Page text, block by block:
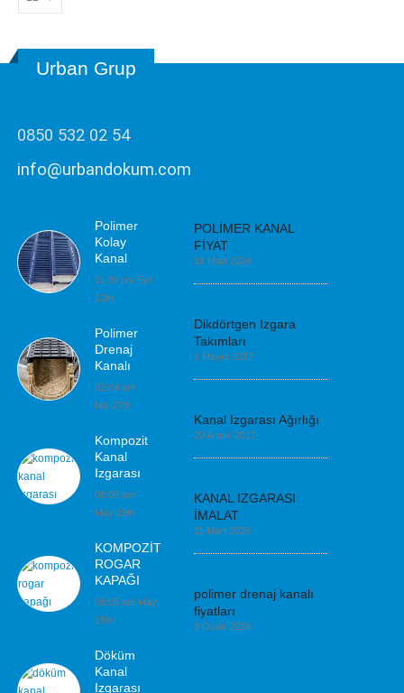
Urban Grup
0850 532 02 54
info@urbandokum.com
POLİMER KANAL
FİYAT
18 Mart 2026
Dikdörtgen Izgara
Takımları
1 Mayıs 2017
Kanal Izgarası Ağırlığı
20 Aralık 2017
KANAL IZGARASI
İMALAT
11 Mart 2025
polimer drenaj kanalı
fiyatları
9 Ocak 2026
Polimer
Kolay
Kanal
11:09 pm Eyl
13th
Polimer
Drenaj
Kanalı
02:04 am
Nis 27th
Kompozit
Kanal
Izgarası
08:05 am
May 19th
KOMPOZİT
ROGAR
KAPAĞI
08:05 am May
15th
Döküm
Kanal
Izgarası